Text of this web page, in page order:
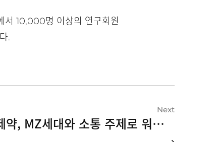
10,000명 이상의 연구회원
.
Next
유유제약, MZ세대와 소통 주제로 워크샵 진행